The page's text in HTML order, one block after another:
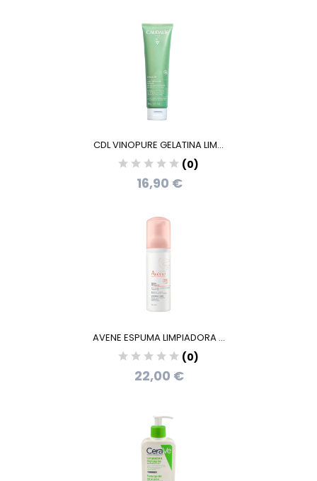
CDL VINOPURE GELATINA LIM...
(0)
16,90 €
AVENE ESPUMA LIMPIADORA ...
(0)
22,00 €